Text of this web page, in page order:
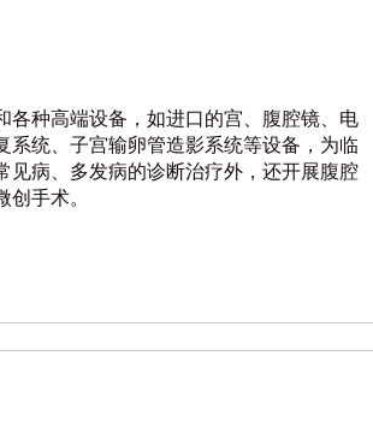
各种高端设备，如进口的宫、腹腔镜、电
统、子宫输卵管造影系统等设备，为临
见病、多发病的诊断治疗外，还开展腹腔
手术。